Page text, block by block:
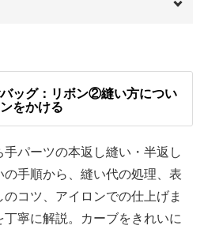
03:48
04:47
08:36
ッグ：リボン②縫い方につい
をかける
手パーツの本返し縫い・半返し
の手順から、縫い代の処理、表
のコツ、アイロンでの仕上げま
丁寧に解説。カーブをきれいに